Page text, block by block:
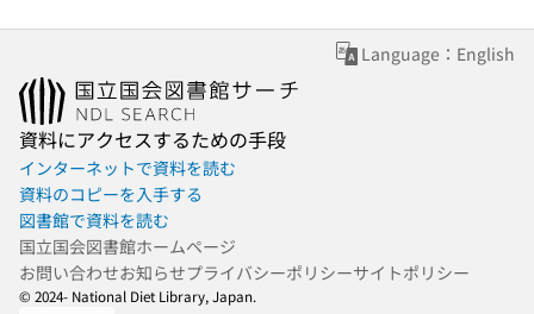
Language：English
資料にアクセスするための手段
インターネットで資料を読む
資料のコピーを入手する
図書館で資料を読む
国立国会図書館ホームページ
お問い合わせお知らせプライバシーポリシーサイトポリシー
© 2024- National Diet Library, Japan.